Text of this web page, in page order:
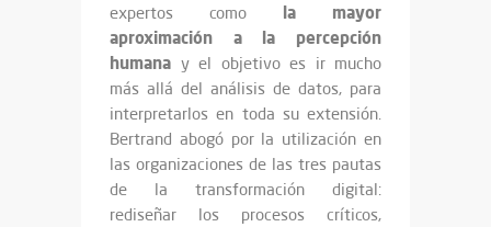
expertos como la mayor
aproximación a la percepción
humana y el objetivo es ir mucho
más allá del análisis de datos, para
interpretarlos en toda su extensión.
Bertrand abogó por la utilización en
las organizaciones de las tres pautas
de la transformación digital:
rediseñar los procesos críticos,